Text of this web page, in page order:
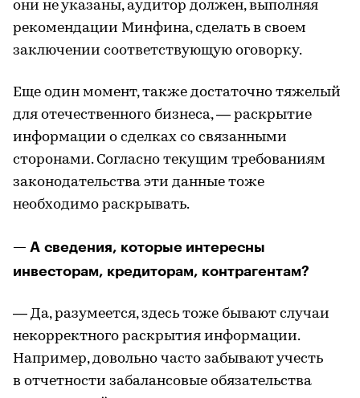
они не указаны, аудитор должен, выполняя
рекомендации Минфина, сделать в своем
заключении соответствующую оговорку.
Еще один момент, также достаточно тяжелый
для отечественного бизнеса, — раскрытие
информации о сделках со связанными
сторонами. Согласно текущим требованиям
законодательства эти данные тоже
необходимо раскрывать.
— А сведения, которые интересны
инвесторам, кредиторам, контрагентам?
— Да, разумеется, здесь тоже бывают случаи
некорректного раскрытия информации.
Например, довольно часто забывают учесть
в отчетности забалансовые обязательства